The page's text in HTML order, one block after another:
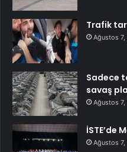
Trafik
Ağustos
Sadece
savaş
Ağustos
İSTE’de
Ağustos